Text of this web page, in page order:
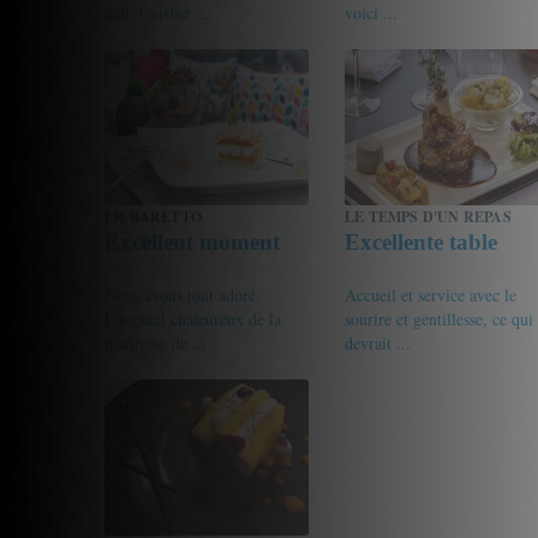
voici ...
Excellent moment
Nous avons tout adoré.
L’accueil chaleureux de la
LE TEMPS D'UN REPAS
Excellente table
Accueil et service avec le
sourire et gentillesse, ce qui
devrait ...